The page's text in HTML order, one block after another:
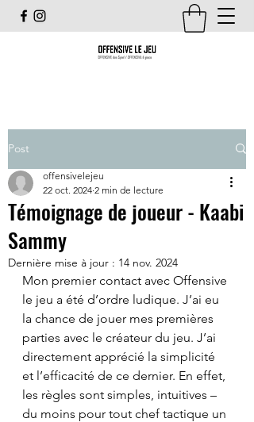
Post
Témoignage de joueur - Kaabi
Sammy
offensivelejeu
22 oct. 2024 2 min de lecture
Dernière mise à jour : 14 nov. 2024
Mon premier contact avec Offensive
le jeu a été d’ordre ludique. J’ai eu
la chance de jouer mes premières
parties avec le créateur du jeu. J’ai
directement apprécié la simplicité
et l’efficacité de ce dernier. En effet,
les règles sont simples, intuitives –
du moins pour tout chef tactique un